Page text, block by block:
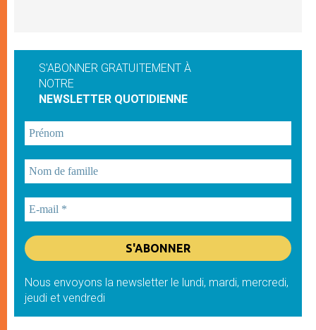
S'ABONNER GRATUITEMENT À
NOTRE
NEWSLETTER QUOTIDIENNE
Nous envoyons la newsletter le lundi, mardi, mercredi,
jeudi et vendredi